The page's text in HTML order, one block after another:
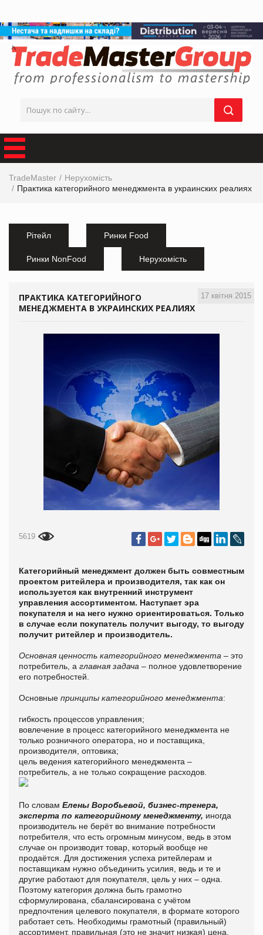
TradeMaster
Нерухомість
Практика категорийного менеджмента в украинских реалиях
Рітейл Ринки Food
Ринки NonFood Нерухомість
17 квітня 2015
ПРАКТИКА КАТЕГОРИЙНОГО
МЕНЕДЖМЕНТА В УКРАИНСКИХ РЕАЛИЯХ
5619
Категорийный менеджмент должен быть совместным
проектом ритейлера и производителя, так как он
используется как внутренний инструмент
управления ассортиментом. Наступает эра
покупателя и на него нужно ориентироваться. Только
в случае если покупатель получит выгоду, то выгоду
получит ритейлер и производитель.
Основная ценность категорийного менеджмента – это
потребитель, а главная задача – полное удовлетворение
его потребностей.
Основные принципы категорийного менеджмента:
гибкость процессов управления;
вовлечение в процесс категорийного менеджмента не
только розничного оператора, но и поставщика,
производителя, оптовика;
цель ведения категорийного менеджмента –
потребитель, а не только сокращение расходов.
По словам Елены Воробьевой, бизнес-тренера,
эксперта по категорийному менеджменту, иногда
производитель не берёт во внимание потребности
потребителя, что есть огромным минусом, ведь в этом
случае он производит товар, который вообще не
продаётся. Для достижения успеха ритейлерам и
поставщикам нужно объединить усилия, ведь и те и
другие работают для покупателя, цель у них – одна.
Поэтому категория должна быть грамотно
сформулирована, сбалансирована с учётом
предпочтения целевого покупателя, в формате которого
работает сеть. Необходимы грамотный (правильный)
ассортимент, правильная (это не значит низкая) цена,